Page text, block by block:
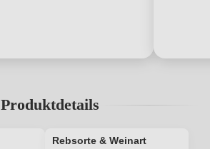
Produktdetails
Rebsorte & Weinart